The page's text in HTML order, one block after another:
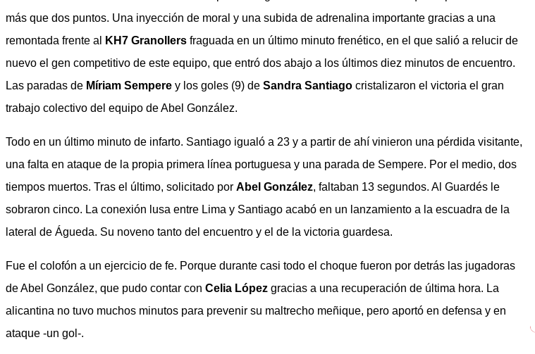
más que dos puntos. Una inyección de moral y una subida de adrenalina importante gracias a una
remontada frente al
KH7 Granollers fraguada en un último minuto frenético, en el que salió a relucir de
nuevo el gen competitivo de este equipo, que entró dos abajo a los últimos diez minutos de encuentro.
Las paradas de Míriam Sempere y los goles (9) de Sandra Santiago cristalizaron el victoria el gran
trabajo colectivo del equipo de Abel González.
Todo en un último minuto de infarto. Santiago igualó a 23 y a partir de ahí vinieron una pérdida visitante,
una falta en ataque de la propia primera línea portuguesa y una parada de Sempere. Por el medio, dos
tiempos muertos. Tras el último, solicitado por Abel González, faltaban 13 segundos. Al Guardés le
sobraron cinco. La conexión lusa entre Lima y Santiago acabó en un lanzamiento a la escuadra de la
lateral de Águeda. Su noveno tanto del encuentro y el de la victoria guardesa.
Fue el colofón a un ejercicio de fe. Porque durante casi todo el choque fueron por detrás las jugadoras
de Abel González, que pudo contar con Celia López gracias a una recuperación de última hora. La
alicantina no tuvo muchos minutos para prevenir su maltrecho meñique, pero aportó en defensa y en
ataque -un gol-.